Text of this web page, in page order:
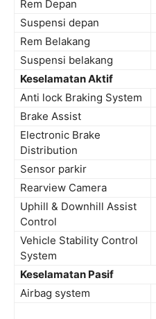
Rem Depan
Suspensi depan
Rem Belakang
Suspensi belakang
Keselamatan Aktif
Anti lock Braking System
Brake Assist
Electronic Brake
Distribution
Sensor parkir
Rearview Camera
Uphill & Downhill Assist
Control
Vehicle Stability Control
System
Keselamatan Pasif
Airbag system